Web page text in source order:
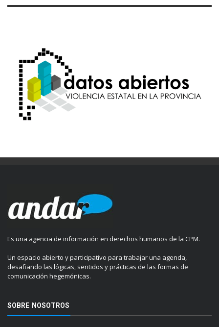
Es una agencia de información en derechos humanos de la CPM.
Un espacio abierto y participativo para trabajar una agenda,
desafiando las lógicas, sentidos y prácticas de las formas de
comunicación hegemónicas.
SOBRE NOSOTROS